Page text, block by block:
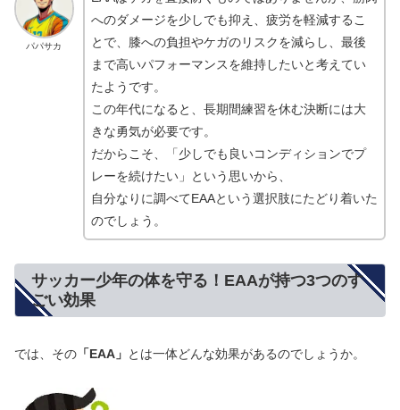
パパサカ
へのダメージを少しでも抑え、疲労を軽減するこ
とで、膝への負担やケガのリスクを減らし、最後
まで高いパフォーマンスを維持したいと考えてい
たようです。
この年代になると、長期間練習を休む決断には大
きな勇気が必要です。
だからこそ、「少しでも良いコンディションでプ
レーを続けたい」という思いから、
自分なりに調べてEAAという選択肢にたどり着いた
のでしょう。
サッカー少年の体を守る！EAAが持つ3つのす
ごい効果
では、その 「EAA」 とは一体どんな効果があるのでしょうか。